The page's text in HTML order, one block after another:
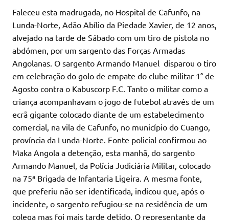
Faleceu esta madrugada, no Hospital de Cafunfo, na
Lunda-Norte, Adão Abílio da Piedade Xavier, de 12 anos,
alvejado na tarde de Sábado com um tiro de pistola no
abdómen, por um sargento das Forças Armadas
Angolanas. O sargento Armando Manuel disparou o tiro
em celebração do golo de empate do clube militar 1° de
Agosto contra o Kabuscorp F.C. Tanto o militar como a
criança acompanhavam o jogo de futebol através de um
ecrã gigante colocado diante de um estabelecimento
comercial, na vila de Cafunfo, no município do Cuango,
província da Lunda-Norte. Fonte policial confirmou ao
Maka Angola a detenção, esta manhã, do sargento
Armando Manuel, da Polícia Judiciária Militar, colocado
na 75ª Brigada de Infantaria Ligeira. A mesma fonte,
que preferiu não ser identificada, indicou que, após o
incidente, o sargento refugiou-se na residência de um
colega mas foi mais tarde detido. O representante da